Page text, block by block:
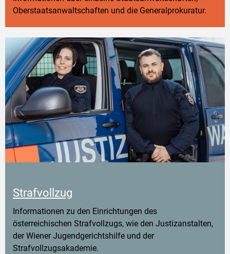
Oberstaatsanwaltschaften und die Generalprokuratur.
Strafvollzug
Informationen zu den Einrichtungen des
österreichischen Strafvollzugs, wie den Justizanstalten,
der Wiener Jugendgerichtshilfe und der
Strafvollzugsakademie.